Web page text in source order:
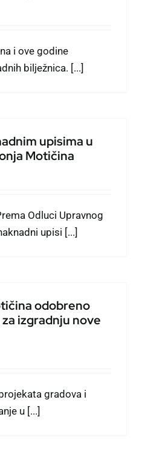
i ove godine
bilježnica. [...]
upisima u
Motičina
Odluci Upravnog
upisi [...]
odobreno
izgradnju nove
gradova i
u [...]